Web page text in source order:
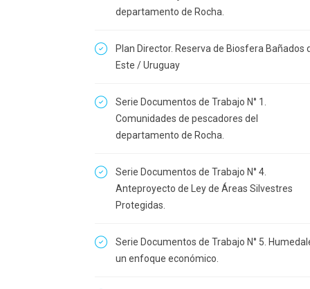
departamento de Rocha.
Plan Director. Reserva de Biosfera Bañados
Este / Uruguay
Serie Documentos de Trabajo N° 1.
Comunidades de pescadores del
departamento de Rocha.
Serie Documentos de Trabajo N° 4.
Anteproyecto de Ley de Áreas Silvestres
Protegidas.
Serie Documentos de Trabajo N° 5.
un enfoque económico.